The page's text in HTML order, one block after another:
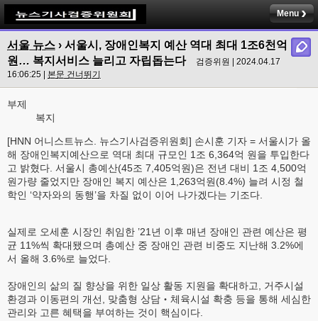
Menu
서울 뉴스 › 서울시, 장애인복지 예산 역대 최대 1조6천억
원… 복지서비스 늘리고 자립돕는다
검증위원 | 2024.04.17
16:06:25 | 본문 건너뛰기
부제
복지
[HNN 어니스트뉴스. 뉴스기사검증위원회] 손시훈 기자 = 서울시가 올
해 장애인복지예산으로 역대 최대 규모인 1조 6,364억 원을 투입한다
고 밝혔다. 서울시 총예산(45조 7,405억원)은 전년 대비 1조 4,500억
원가량 줄었지만 장애인 복지 예산은 1,263억원(8.4%) 늘려 시정 철
학인 ‘약자와의 동행’을 차질 없이 이어 나가겠다는 기조다.
실제로 오세훈 시장인 취임한 ’21년 이후 매년 장애인 관련 예산은 평
균 11%씩 확대됐으며 총예산 중 장애인 관련 비중도 지난해 3.2%에
서 올해 3.6%로 늘었다.
장애인의 삶의 질 향상을 위한 일상 활동 지원을 확대하고, 거주시설
환경과 이동편의 개선, 맞춤형 상담‧체육시설 확충 등을 통해 세심한
관리와 고른 혜택을 부여하는 것이 핵심이다.